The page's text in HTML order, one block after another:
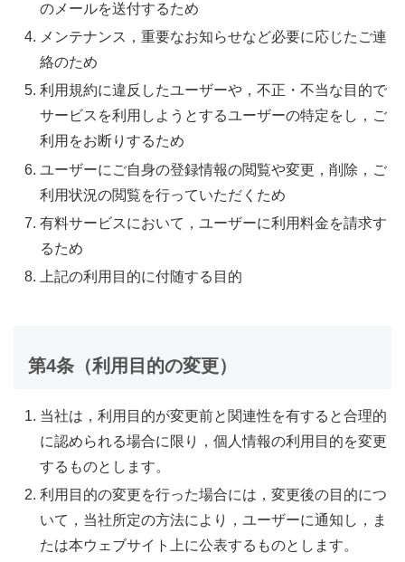
のメールを送付するため
メンテナンス，重要なお知らせなど必要に応じたご連
絡のため
利用規約に違反したユーザーや，不正・不当な目的で
サービスを利用しようとするユーザーの特定をし，ご
利用をお断りするため
ユーザーにご自身の登録情報の閲覧や変更，削除，ご
利用状況の閲覧を行っていただくため
有料サービスにおいて，ユーザーに利用料金を請求す
るため
上記の利用目的に付随する目的
第4条（利用目的の変更）
当社は，利用目的が変更前と関連性を有すると合理的
に認められる場合に限り，個人情報の利用目的を変更
するものとします。
利用目的の変更を行った場合には，変更後の目的につ
いて，当社所定の方法により，ユーザーに通知し，ま
たは本ウェブサイト上に公表するものとします。